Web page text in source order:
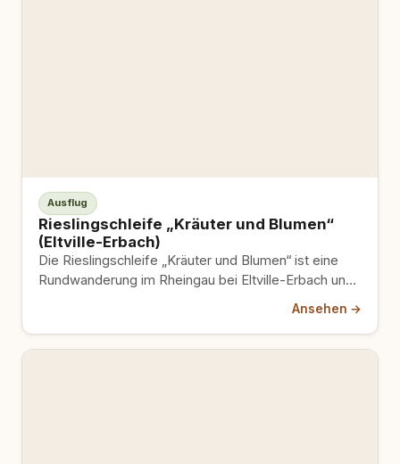
Ausflug
Rieslingschleife „Kräuter und Blumen“
(Eltville-Erbach)
Die Rieslingschleife „Kräuter und Blumen“ ist eine
Rundwanderung im Rheingau bei Eltville-Erbach und
Ansehen →